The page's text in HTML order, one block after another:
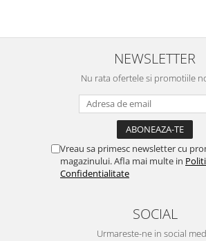
NEWSLETTER
Nu rata ofertele si promotiile
Vreau sa primesc newsletter cu
magazinului. Afla mai multe in
Confidentialitate
SOCIAL
Urmareste-ne in social